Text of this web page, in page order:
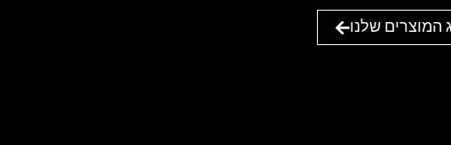
המוצרים שלנו